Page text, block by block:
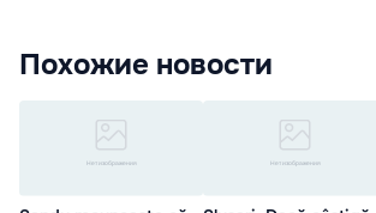
Похожие новости